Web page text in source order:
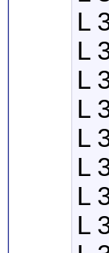
L
L
L
L
L
L
L
L